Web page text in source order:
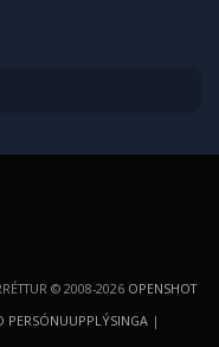
© 2008-2026 OPENSHOT
PERSÓNUUPPLÝSINGA |